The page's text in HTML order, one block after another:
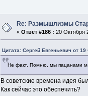
Re: Размышлизмы
«Ответ #186 : 20 Октября
Цитата: Сергей Евгеньевич от
Не факт. Помню, мы пацанами
В советские времена идея
Как сейчас это обеспечить?